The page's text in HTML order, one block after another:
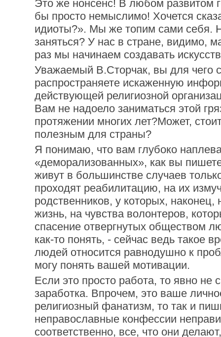
Это же нонсенс! В любом развитом
бы просто немыслимо! Хочется
идиоты?». Мы же топим сами себя.
заняться? У нас в стране, видимо,
раз мы начинаем создавать
Уважаемый В.Сторчак, вы для чего
распространяете искаженную
действующей религиозной
Вам не надоело заниматься этой
протяжении многих лет?Может,
полезным для страны?
Я понимаю, что вам глубоко
«деморализованных», как вы
живут в большинстве случаев
проходят реабилитацию, на их
родственников, у которых, наконец,
жизнь, на чувства волонтеров,
спасение отвергнутых обществом
как-то понять, - сейчас ведь такое
людей относится равнодушно к
могу понять вашей мотивации.
Если это просто работа, то явно не
заработка. Впрочем, это ваше
религиозный фанатизм, то так и
неправославные конфессии
соответственно, все, что они